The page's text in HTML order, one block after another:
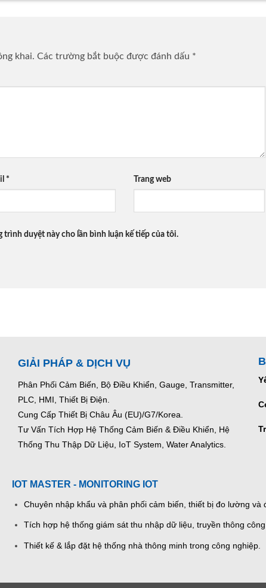
khai. Các trường bắt buộc được đánh dấu *
* Trang web
trình duyệt này cho lần bình luận kế tiếp của tôi.
GIẢI PHÁP & DỊCH VỤ
Phân Phối Cảm Biến, Bộ Điều Khiển, Gauge, Transmitter,
PLC, HMI, Thiết Bị Điện.
Cung Cấp Thiết Bị Châu Âu (EU)/G7/Korea.
Tư Vấn Tích Hợp Hệ Thống Cảm Biến & Điều Khiển, Hệ
Thống Thu Thập Dữ Liệu, IoT System, Water Analytics.
IOT MASTER - MONITORING IOT
Chuyên nhập khẩu và phân phối cảm biến, thiết bị đo lường và
Tích hợp hệ thống giám sát thu nhập dữ liệu, truyền thông
Thiết kế & lắp đặt hệ thống nhà thông minh trong công nghiệp.